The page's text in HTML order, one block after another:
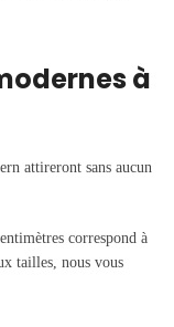
à
attireront sans aucun
correspond à
tailles, nous vous